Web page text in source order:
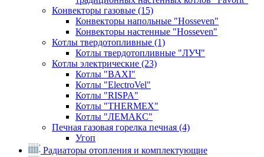
Конвекторы газовые (15)
Конвекторы напольные "Hosseven"
Конвекторы настенные "Hosseven"
Котлы твердотопливные (1)
Котлы твердотопливные "ЛУЧ"
Котлы электрические (23)
Котлы "BAXI"
Котлы "ElectroVel"
Котлы "RISPA"
Котлы "THERMEX"
Котлы "ЛЕМАКС"
Печная газовая горелка печная (4)
Угоп
Радиаторы отопления и комплектующие